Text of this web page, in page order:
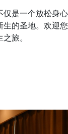
仅是一个放松身
生的圣地。欢迎
旅。